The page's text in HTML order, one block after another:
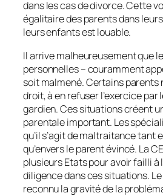
dans les cas de divorce. Cette
égalitaire des parents dans
leurs enfants est louable.
Il arrive malheureusement que
personnelles – couramment
soit malmené. Certains parents
droit, à en refuser l’exercice par
gardien. Ces situations créent
parentale important. Les
qu’il s’agit de maltraitance tant
qu’envers le parent évincé. La
plusieurs Etats pour avoir failli à
diligence dans ces situations.
reconnu la gravité de la